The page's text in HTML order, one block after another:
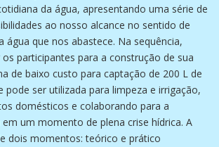
da água, apresentando uma série de
ao nosso alcance no sentido de
água que nos abastece. Na sequência,
participantes para a construção de sua
de baixo custo para captação de 200 L de
pode ser utilizada para limpeza e irrigação,
domésticos e colaborando para a
um momento de plena crise hídrica. A
dois momentos: teórico e prático